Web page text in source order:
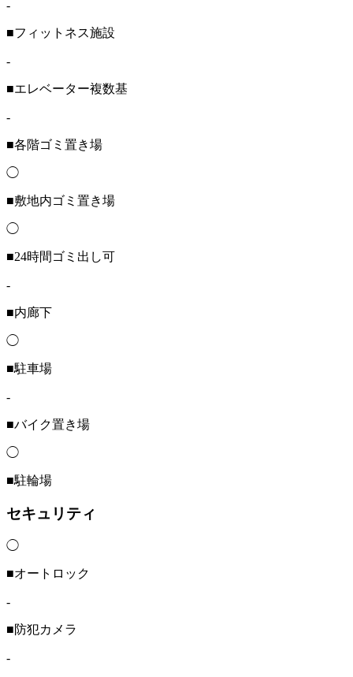
-
■フィットネス施設
-
■エレベーター複数基
-
■各階ゴミ置き場
◯
■敷地内ゴミ置き場
◯
■24時間ゴミ出し可
-
■内廊下
◯
■駐車場
-
■バイク置き場
◯
■駐輪場
セキュリティ
◯
■オートロック
-
■防犯カメラ
-